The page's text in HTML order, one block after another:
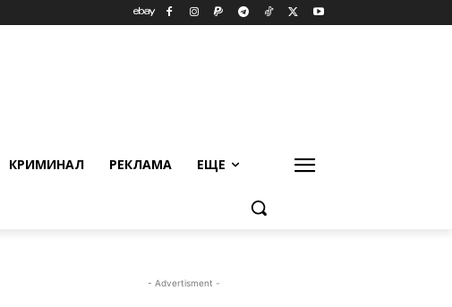
КРИМИНАЛ РЕКЛАМА ЕЩЕ
- Advertisment -